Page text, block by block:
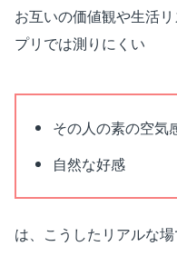
お互いの価値観や生活
プリでは測りにくい
その人の素の空気
自然な好感
は、こうしたリアルな